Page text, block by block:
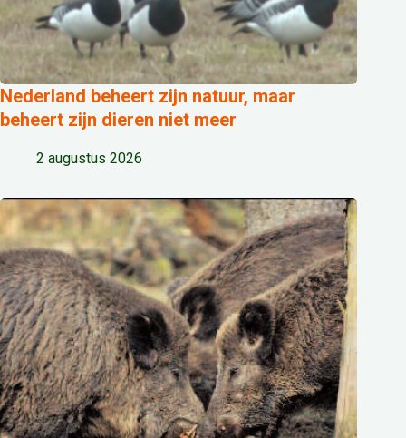
Nederland beheert zijn natuur, maar
beheert zijn dieren niet meer
2 augustus 2026